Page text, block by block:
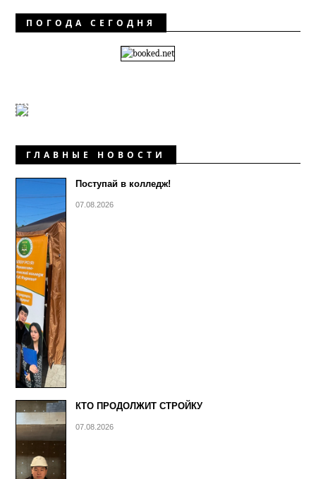
ПОГОДА СЕГОДНЯ
ГЛАВНЫЕ НОВОСТИ
Поступай в колледж!
07.08.2026
КТО ПРОДОЛЖИТ СТРОЙКУ
07.08.2026